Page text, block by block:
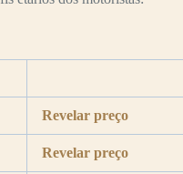
Revelar preço
Revelar preço